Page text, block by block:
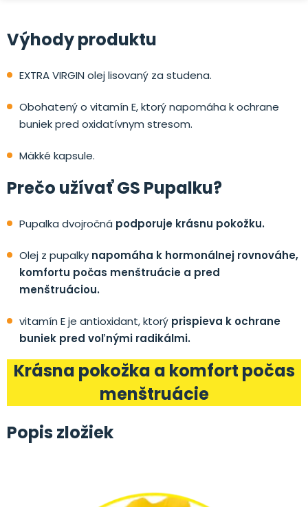
Výhody produktu
EXTRA VIRGIN olej lisovaný za studena.
Obohatený o vitamín E, ktorý napomáha k ochrane
buniek pred oxidatívnym stresom.
Mäkké kapsule.
Prečo užívať GS Pupalku?
Pupalka dvojročná podporuje krásnu pokožku.
Olej z pupalky napomáha k hormonálnej rovnováhe,
komfortu počas menštruácie a pred
menštruáciou.
vitamín E je antioxidant, ktorý prispieva k ochrane
buniek pred voľnými radikálmi.
Krásna pokožka a komfort počas
menštruácie
Popis zložiek